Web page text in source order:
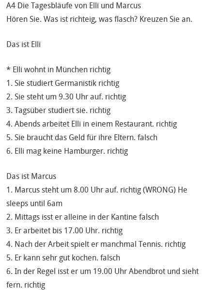
A4 Die Tagesbläufe von Elli und Marcus
Hören Sie. Was ist richteig, was flasch? Kreuzen Sie an.
Das ist Elli
* Elli wohnt in München richtig
1. Sie studiert Germanistik richtig
2. Sie steht um 9.30 Uhr auf. richtig
3. Tagsüber studiert sie. richtig
4. Abends arbeitet Elli in einem Restaurant. richtig
5. Sie braucht das Geld für ihre Eltern. falsch
6. Elli mag keine Hamburger. richtig
Das ist Marcus
1. Marcus steht um 8.00 Uhr auf. richtig (WRONG) He
sleeps until 6am
2. Mittags isst er alleine in der Kantine falsch
3. Er arbeitet bis 17.00 Uhr. richtig
4. Nach der Arbeit spielt er manchmal Tennis. richtig
5. Er kann sehr gut kochen. falsch
6. In der Regel isst er um 19.00 Uhr Abendbrot und sieht
fern. richtig